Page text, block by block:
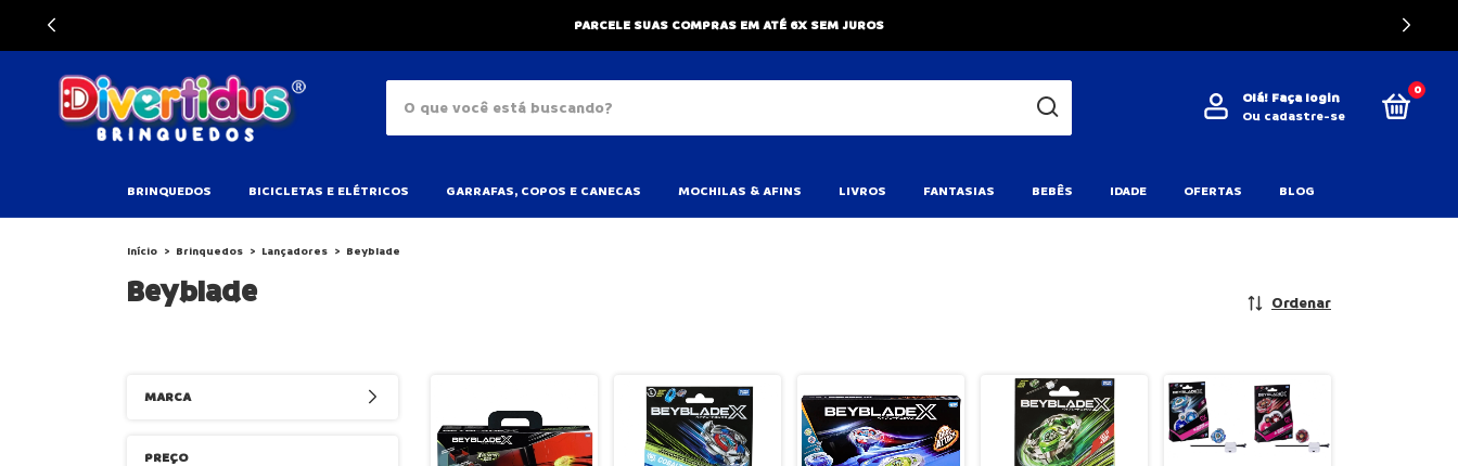
PARCELE SUAS COMPRAS EM ATÉ 6X SEM JUROS
Olá! Faça login
Ou cadastre-se
0
BRINQUEDOS BICICLETAS E ELÉTRICOS GARRAFAS, COPOS E CANECAS MOCHILAS & AFINS LIVROS FANTASIAS BEBÊS IDADE OFERTAS BLOG
Início > Brinquedos > Lançadores > Beyblade
Beyblade Ordenar
MARCA
PREÇO